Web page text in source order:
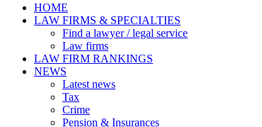
HOME
LAW FIRMS & SPECIALTIES
Find a lawyer / legal service
Law firms
LAW FIRM RANKINGS
NEWS
Latest news
Tax
Crime
Pension & Insurances